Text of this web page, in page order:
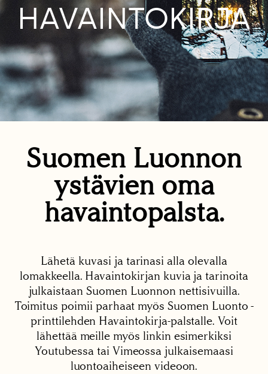
HAVAINTOKIRJA
Suomen Luonnon
ystävien oma
havaintopalsta.
Lähetä kuvasi ja tarinasi alla olevalla
lomakkeella. Havaintokirjan kuvia ja tarinoita
julkaistaan Suomen Luonnon nettisivuilla.
Toimitus poimii parhaat myös Suomen Luonto -
printtilehden Havaintokirja-palstalle. Voit
lähettää meille myös linkin esimerkiksi
Youtubessa tai Vimeossa julkaisemaasi
luontoaiheiseen videoon.